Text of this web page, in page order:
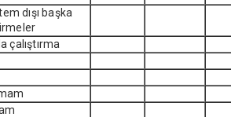
dışı başka
çalıştırma